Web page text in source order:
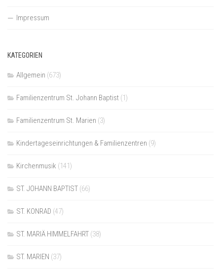
Impressum
KATEGORIEN
Allgemein (673)
Familienzentrum St. Johann Baptist (1)
Familienzentrum St. Marien (3)
Kindertageseinrichtungen & Familienzentren (9)
Kirchenmusik (141)
ST. JOHANN BAPTIST (66)
ST. KONRAD (47)
ST. MARIÄ HIMMELFAHRT (38)
ST. MARIEN (37)